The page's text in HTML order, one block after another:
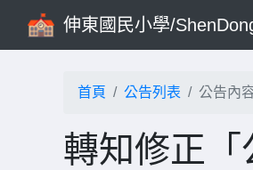
伸東國民小學/
首頁 公告列表 公告內
轉知修正「